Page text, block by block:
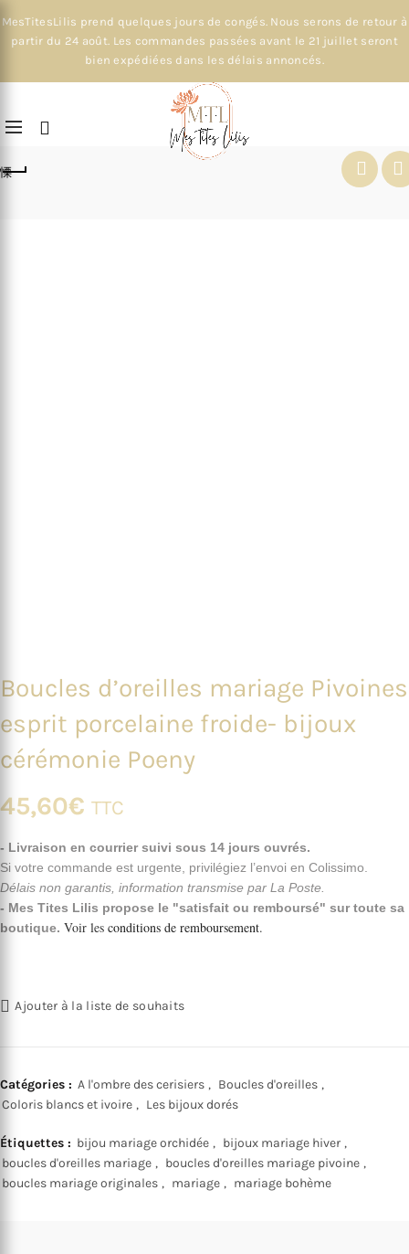
MesTitesLilis prend quelques jours de congés. Nous serons de retour à
partir du 24 août. Les commandes passées avant le 21 juillet seront
bien expédiées dans les délais annoncés.
Boucles d’oreilles mariage Pivoines
esprit porcelaine froide- bijoux
cérémonie Poeny
45,60€ TTC
- Livraison en courrier suivi sous 14 jours ouvrés.
Si votre commande est urgente, privilégiez l’envoi en Colissimo.
Délais non garantis, information transmise par La Poste.
- Mes Tites Lilis propose le "satisfait ou remboursé" sur toute sa
boutique. Voir les conditions de remboursement.
Ajouter à la liste de souhaits
Catégories : A l'ombre des cerisiers , Boucles d'oreilles ,
Coloris blancs et ivoire , Les bijoux dorés
Étiquettes : bijou mariage orchidée , bijoux mariage hiver ,
boucles d'oreilles mariage , boucles d'oreilles mariage pivoine ,
boucles mariage originales , mariage , mariage bohème